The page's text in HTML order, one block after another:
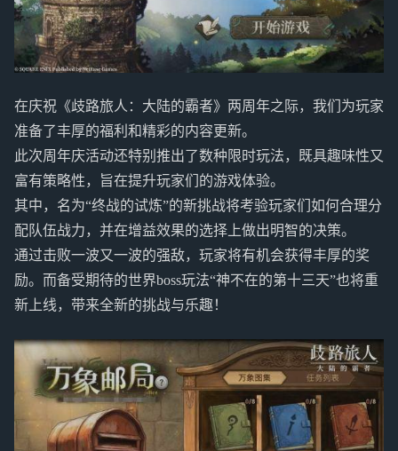
在庆祝《歧路旅人：大陆的霸者》两周年之际，我们为玩家
准备了丰厚的福利和精彩的内容更新。
此次周年庆活动还特别推出了数种限时玩法，既具趣味性又
富有策略性，旨在提升玩家们的游戏体验。
其中，名为“终战的试炼”的新挑战将考验玩家们如何合理分
配队伍战力，并在增益效果的选择上做出明智的决策。
通过击败一波又一波的强敌，玩家将有机会获得丰厚的奖
励。而备受期待的世界boss玩法“神不在的第十三天”也将重
新上线，带来全新的挑战与乐趣！